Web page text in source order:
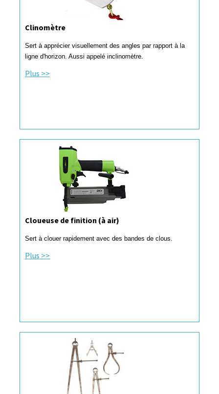
Clinomètre
Sert à apprécier visuellement des angles par rapport à la
ligne d'horizon. Aussi appelé inclinomètre.
Plus >>
Cloueuse de finition (à air)
Sert à clouer rapidement avec des bandes de clous.
Plus >>